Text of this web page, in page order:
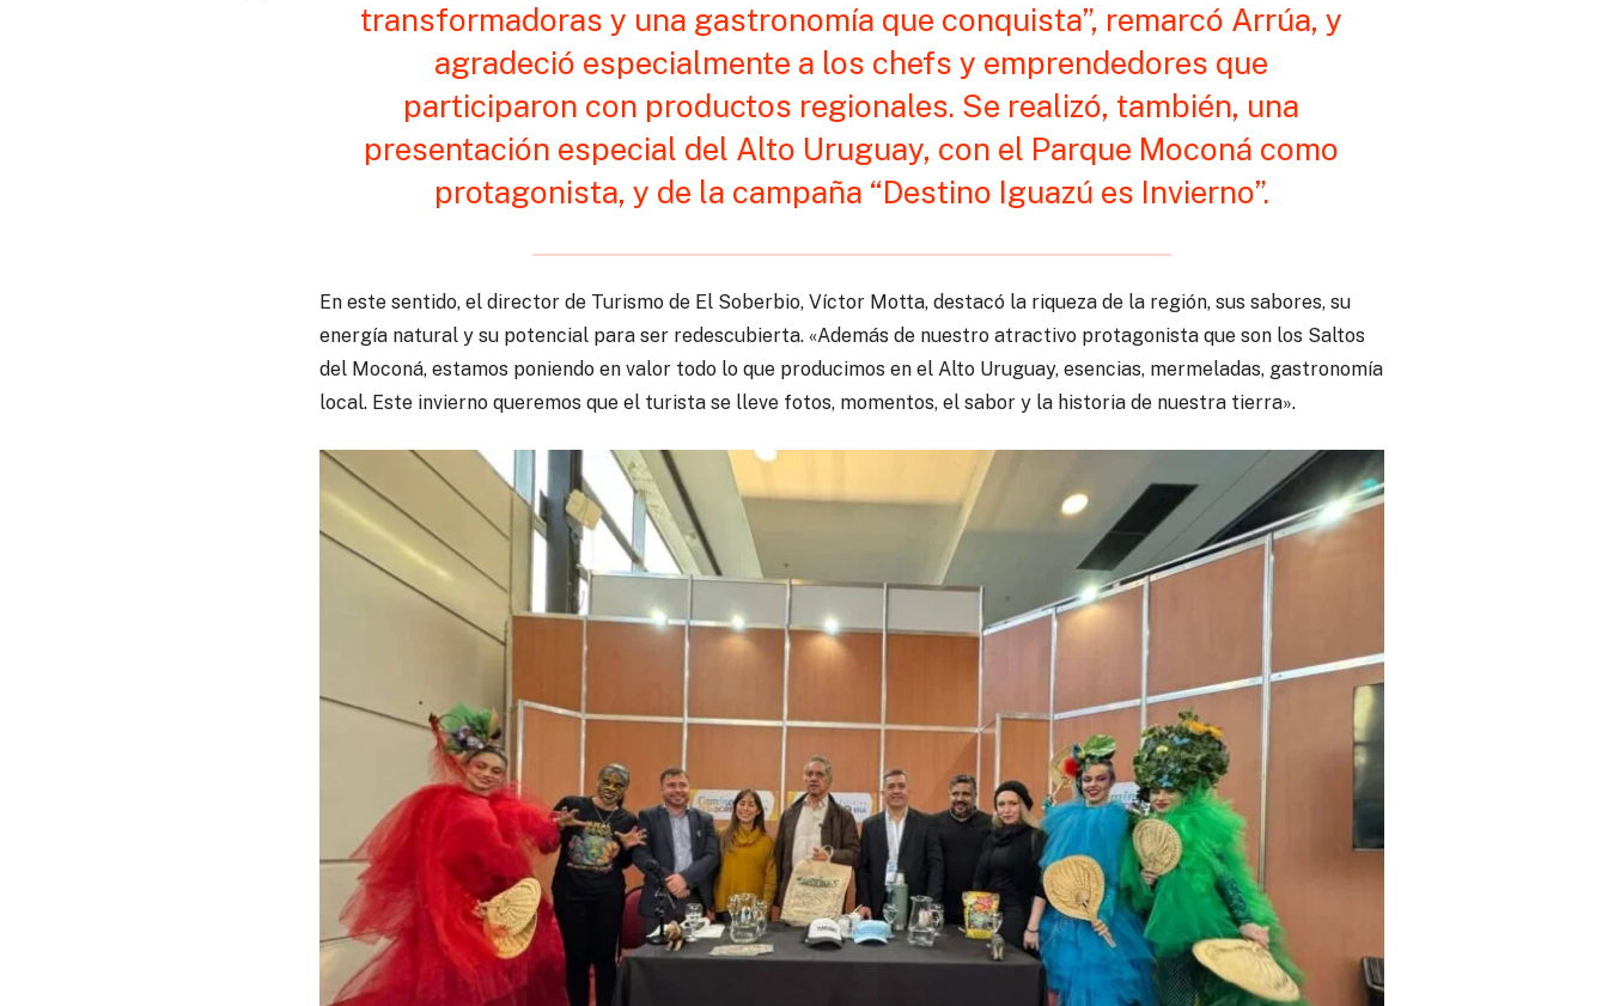
transformadoras y una gastronomía que conquista”, remarcó Arrúa, y
agradeció especialmente a los chefs y emprendedores que
participaron con productos regionales. Se realizó, también, una
presentación especial del Alto Uruguay, con el Parque Moconá como
protagonista, y de la campaña “Destino Iguazú es Invierno”.
En este sentido, el director de Turismo de El Soberbio, Víctor Motta, destacó la riqueza de la región, sus sabores, su
energía natural y su potencial para ser redescubierta. «Además de nuestro atractivo protagonista que son los Saltos
del Moconá, estamos poniendo en valor todo lo que producimos en el Alto Uruguay, esencias, mermeladas, gastronomía
local. Este invierno queremos que el turista se lleve fotos, momentos, el sabor y la historia de nuestra tierra».